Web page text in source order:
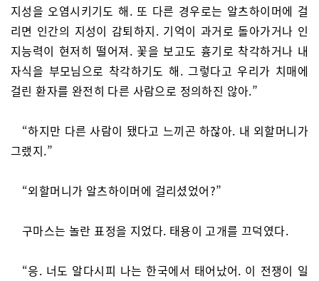
지성을 오염시키기도 해. 또 다른 경우로는 알츠하이머에 걸
리면 인간의 지성이 감퇴하지. 기억이 과거로 돌아가거나 인
지능력이 현저히 떨어져. 꽃을 보고도 흉기로 착각하거나 내
자식을 부모님으로 착각하기도 해. 그렇다고 우리가 치매에
걸린 환자를 완전히 다른 사람으로 정의하진 않아.”
“하지만 다른 사람이 됐다고 느끼곤 하잖아. 내 외할머니가
그랬지.”
“외할머니가 알츠하이머에 걸리셨었어?”
구마스는 놀란 표정을 지었다. 태용이 고개를 끄덕였다.
“응. 너도 알다시피 나는 한국에서 태어났어. 이 전쟁이 일